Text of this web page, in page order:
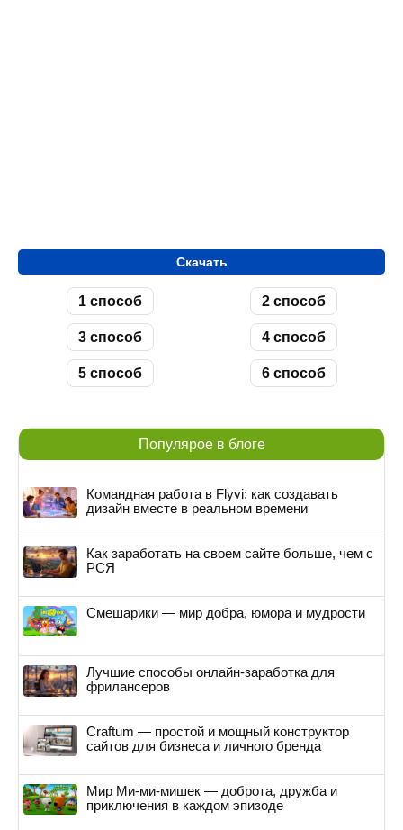
Скачать
1 способ 2 способ
3 способ 4 способ
5 способ 6 способ
Популярое в блоге
Командная работа в Flyvi: как создавать
дизайн вместе в реальном времени
Как заработать на своем сайте больше, чем с
РСЯ
Смешарики — мир добра, юмора и мудрости
Лучшие способы онлайн-заработка для
фрилансеров
Craftum — простой и мощный конструктор
сайтов для бизнеса и личного бренда
Мир Ми-ми-мишек — доброта, дружба и
приключения в каждом эпизоде